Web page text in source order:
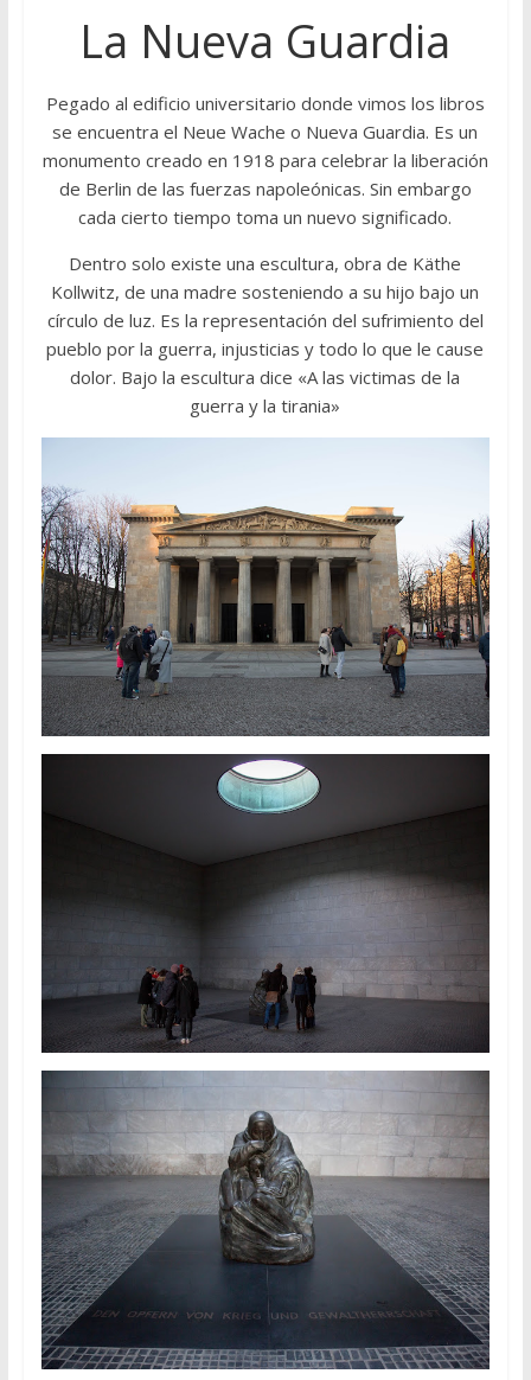
La Nueva Guardia
Pegado al edificio universitario donde vimos los libros
se encuentra el Neue Wache o Nueva Guardia. Es un
monumento creado en 1918 para celebrar la liberación
de Berlin de las fuerzas napoleónicas. Sin embargo
cada cierto tiempo toma un nuevo significado.
Dentro solo existe una escultura, obra de Käthe
Kollwitz, de una madre sosteniendo a su hijo bajo un
círculo de luz. Es la representación del sufrimiento del
pueblo por la guerra, injusticias y todo lo que le cause
dolor. Bajo la escultura dice «A las victimas de la
guerra y la tirania»